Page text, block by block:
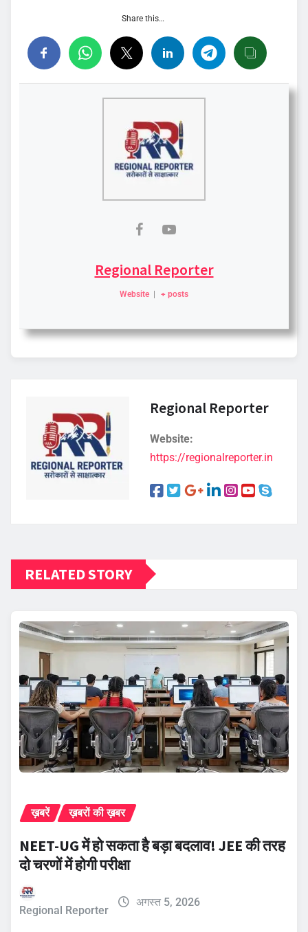
Share this…
Regional Reporter
Website | + posts
Regional Reporter
Website:
https://regionalreporter.in
RELATED STORY
ख़बरें ख़बरों की ख़बर
NEET-UG में हो सकता है बड़ा बदलाव! JEE की तरह
दो चरणों में होगी परीक्षा
Regional Reporter
अगस्त 5, 2026